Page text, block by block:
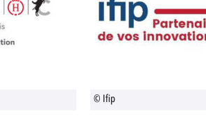
© Ifip